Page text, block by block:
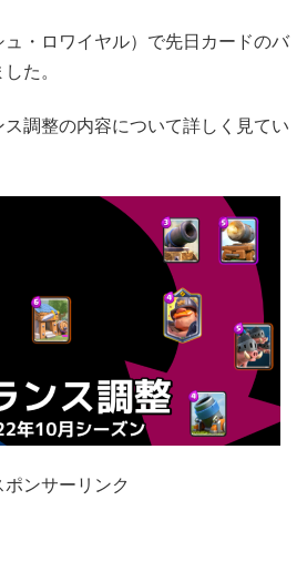
ュ・ロワイヤル）で先日カードのバ
た。
調整の内容について詳しく見てい
ポンサーリンク